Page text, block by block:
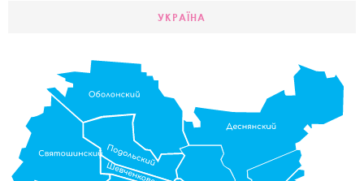
УКРАЇНА